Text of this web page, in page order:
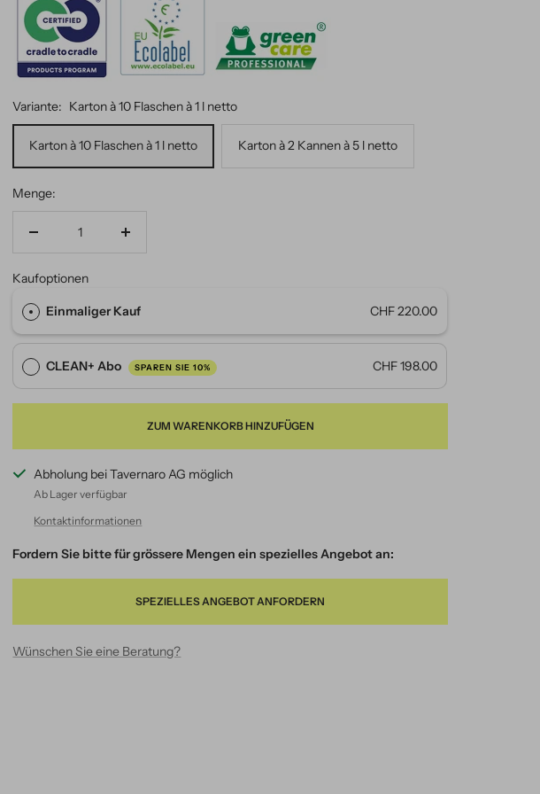
Variante: Karton à 10 Flaschen à 1 l netto
Karton à 10 Flaschen à 1 l netto Karton à 2 Kannen à 5 l netto
Menge:
Menge
Kaufoptionen
Einmaliger Kauf CHF 220.00
CLEAN+ Abo SPAREN SIE 10% CHF 198.00
ZUM WARENKORB HINZUFÜGEN
Abholung bei Tavernaro AG möglich
Ab Lager verfügbar
Kontaktinformationen
Fordern Sie bitte für grössere Mengen ein spezielles Angebot an:
SPEZIELLES ANGEBOT ANFORDERN
Wünschen Sie eine Beratung?